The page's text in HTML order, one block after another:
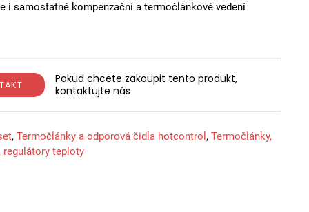
i samostatné kompenzační a termočlánkové vedení
Pokud chcete zakoupit tento produkt,
kontaktujte nás
, Termočlánky a odporová čidla hotcontrol , Termočlánky,
regulátory teploty